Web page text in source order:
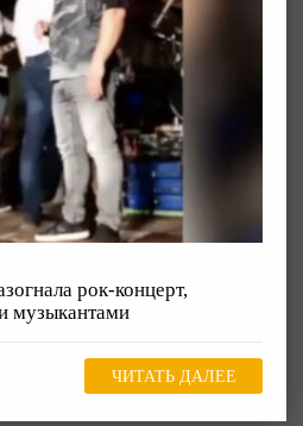
рок-концерт,
музыкантами
ЧИТАТЬ ДАЛЕЕ